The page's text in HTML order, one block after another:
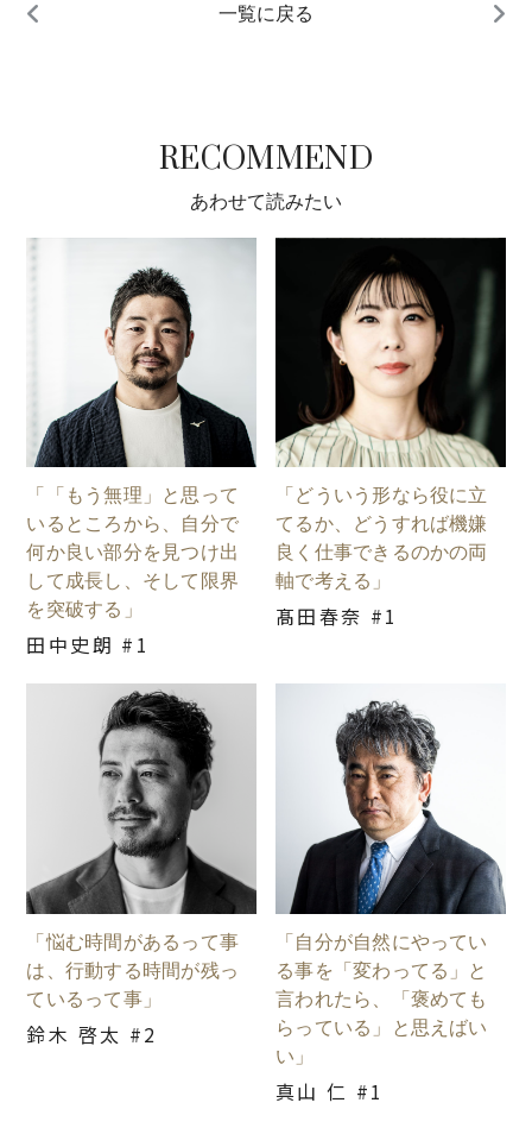
一覧に戻る
RECOMMEND
あわせて読みたい
「「もう無理」と思って
いるところから、自分で
何か良い部分を見つけ出
して成長し、そして限界
を突破する」
田中史朗 #1
「どういう形なら役に立
てるか、どうすれば機嫌
良く仕事できるのかの両
軸で考える」
髙田春奈 #1
「悩む時間があるって事
は、行動する時間が残っ
ているって事」
鈴木 啓太 #2
「自分が自然にやってい
る事を「変わってる」と
言われたら、「褒めても
らっている」と思えばい
い」
真山 仁 #1